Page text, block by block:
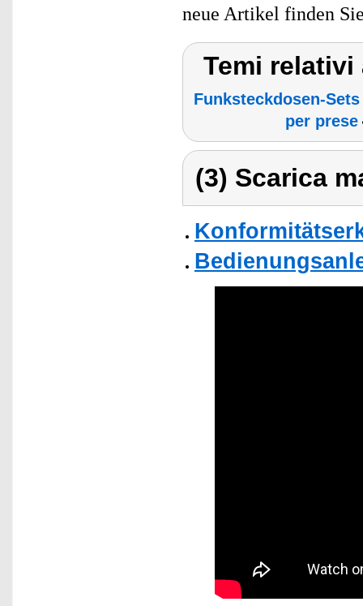
neue Artikel finden
Temi
Funksteckdosen-Sets
per prese
(3) Scarica